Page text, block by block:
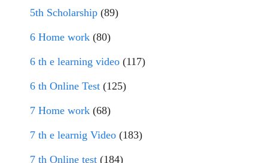
5th Scholarship (89)
6 Home work (80)
6 th e learning video (117)
6 th Online Test (125)
7 Home work (68)
7 th e learnig Video (183)
7 th Online test (184)